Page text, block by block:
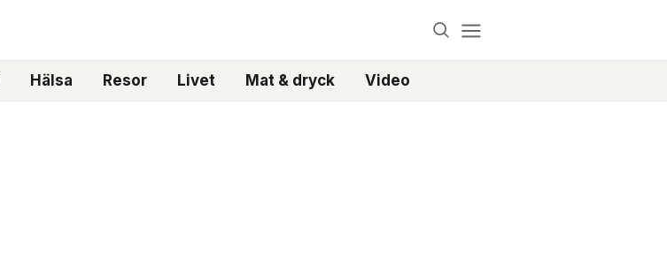
Hälsa Resor Livet Mat & dryck Video